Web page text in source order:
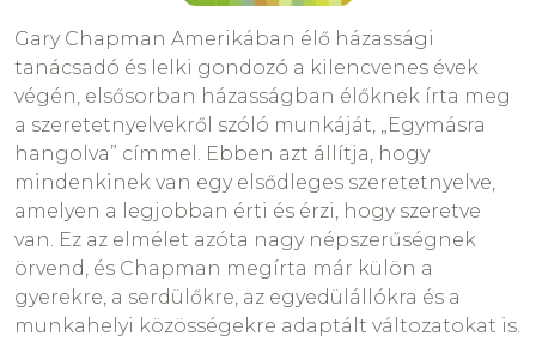
legszívesebben az összes tányért a földhöz
vágnám!”
Elismerős szavak– a szeretet kifejezésének
egyik lehetősége; becézés, kedves szavak, a
teljesítmény elismerése, cselekedetek
megerősítése szavakkal
Egyedi igények, egyéni bánásmód– a testvérek
egyenlő vagy azonos elismerése helyett, az
egyedi igényeik és szükségleteik alapján
adott elismerések és tárgyak
Empátia– szükséges szülői attitűd; a gyerek
lehetséges érzéseinek átérzése, saját
Gary Chapman Amerikában élő házassági
tanácsadó és lelki gondozó a kilencvenes évek
végén, elsősorban házasságban élőknek írta meg
a szeretetnyelvekről szóló munkáját, „Egymásra
hangolva” címmel. Ebben azt állítja, hogy
mindenkinek van egy elsődleges szeretetnyelve,
amelyen a legjobban érti és érzi, hogy szeretve
van. Ez az elmélet azóta nagy népszerűségnek
örvend, és Chapman megírta már külön a
gyerekre, a serdülőkre, az egyedülállókra és a
munkahelyi közösségekre adaptált változatokat is.